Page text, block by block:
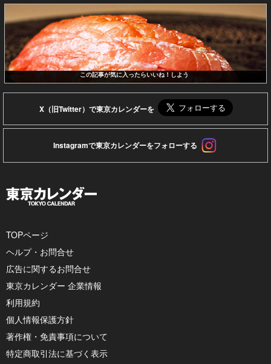
この記事が気に入ったらいいね！しよう
X（旧Twitter）で東京カレンダーを
Instagramで東京カレンダーをフォローする
TOPページ
ヘルプ・お問合せ
広告に関するお問合せ
東京カレンダー 企業情報
利用規約
個人情報保護方針
著作権・免責事項について
特定商取引法に基づく表示